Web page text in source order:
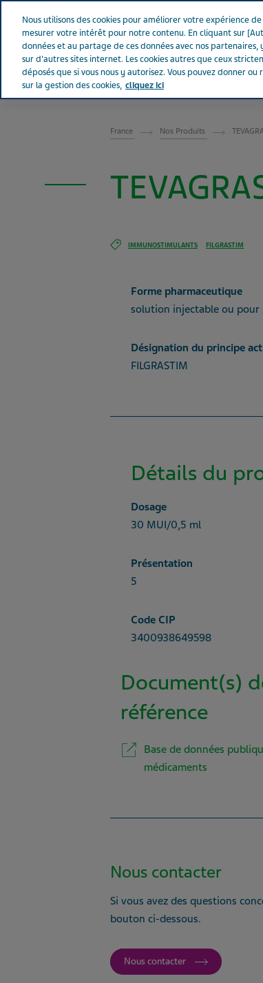
Aller sur Tevapharm
FRANCE
France Nos Produits
IMMUNOSTIMULANTS FILGRASTIM
Forme pharmaceutique
solution injectable ou pour
Désignation du principe
FILGRASTIM
Détails du
Dosage
30 MUI/0,5 ml
Présentation
5
Code CIP
3400938649598
Document(s)
référence
Base de données
médicaments
Nous contacter
Si vous avez des questions
bouton ci-dessous.
Nous contacter
Nous utilisons des cookies pour améliorer votre expérience
mesurer votre intérêt pour notre contenu. En cliquant sur
données et au partage de ces données avec nos
sur d'autres sites internet. Les cookies autres que ceux
déposés que si vous nous y autorisez. Vous pouvez donner
sur la gestion des cookies, cliquez ici